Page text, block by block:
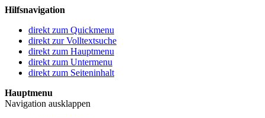
Hilfsnavigation
direkt zum Quickmenu
direkt zur Volltextsuche
direkt zum Hauptmenu
direkt zum Untermenu
direkt zum Seiteninhalt
Hauptmenu
Navigation ausklappen